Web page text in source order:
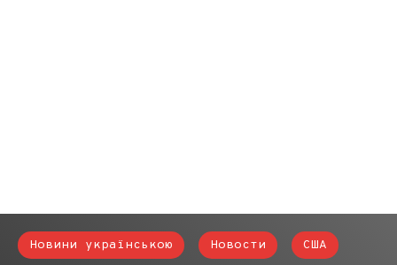
Новини українською Новости США